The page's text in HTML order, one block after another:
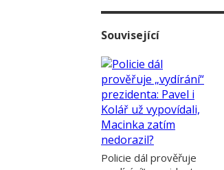
Související
Policie dál prověřuje